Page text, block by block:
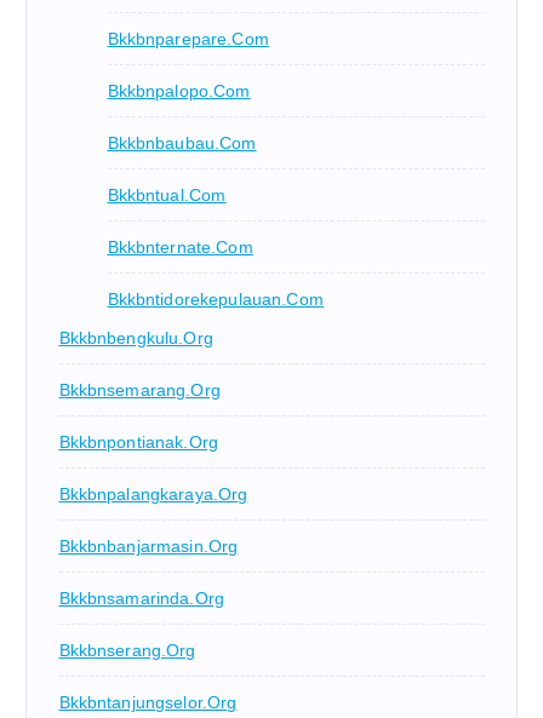
Bkkbnparepare.com
Bkkbnpalopo.com
Bkkbnbaubau.com
Bkkbntual.com
Bkkbnternate.com
Bkkbntidorekepulauan.com
Bkkbnbengkulu.org
Bkkbnsemarang.org
Bkkbnpontianak.org
Bkkbnpalangkaraya.org
Bkkbnbanjarmasin.org
Bkkbnsamarinda.org
Bkkbnserang.org
Bkkbntanjungselor.org